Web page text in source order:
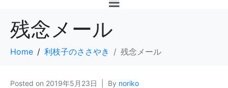
残念メール
Home 利枝子のささやき 残念メール
Posted on 2019年5月23日 By noriko